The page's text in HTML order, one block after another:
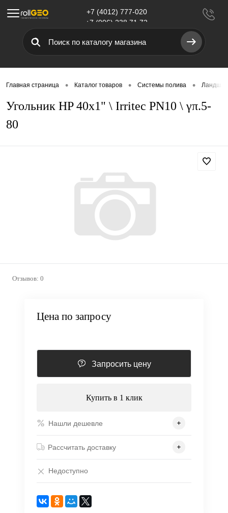
Меню
+7 (4012) 777-020
+7 (906) 238 71 72
Главная страница • Каталог товаров • Системы полива •
Угольник HP 40x1" \ Irritec PN10 \ γπ.5-
80
Отзывов: 0
Цена по запросу
Запросить цену
Купить в 1 клик
Нашли дешевле
Рассчитать доставку
Недоступно